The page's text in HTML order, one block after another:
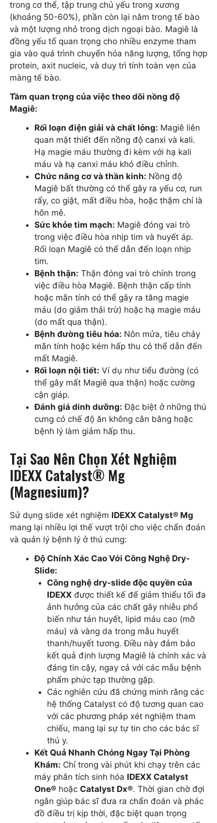
trong cơ thể, tập trung chủ yếu trong xương
(khoảng 50-60%), phần còn lại nằm trong tế bào
và một lượng nhỏ trong dịch ngoại bào. Magiê là
đồng yếu tố quan trọng cho nhiều enzyme tham
gia vào quá trình chuyển hóa năng lượng, tổng hợp
protein, axit nucleic, và duy trì tính toàn vẹn của
màng tế bào.
Tầm quan trọng của việc theo dõi nồng độ
Magiê:
Rối loạn điện giải và chất lỏng: Magiê liên
quan mật thiết đến nồng độ canxi và kali.
Hạ magie máu thường đi kèm với hạ kali
máu và hạ canxi máu khó điều chỉnh.
Chức năng cơ và thần kinh: Nồng độ
Magiê bất thường có thể gây ra yếu cơ, run
rẩy, co giật, mất điều hòa, hoặc thậm chí là
hôn mê.
Sức khỏe tim mạch: Magiê đóng vai trò
trong việc điều hòa nhịp tim và huyết áp.
Rối loạn Magiê có thể dẫn đến loạn nhịp
tim.
Bệnh thận: Thận đóng vai trò chính trong
việc điều hòa Magiê. Bệnh thận cấp tính
hoặc mãn tính có thể gây ra tăng magie
máu (do giảm thải trừ) hoặc hạ magie máu
(do mất qua thận).
Bệnh đường tiêu hóa: Nôn mửa, tiêu chảy
mãn tính hoặc kém hấp thu có thể dẫn đến
mất Magiê.
Rối loạn nội tiết: Ví dụ như tiểu đường (có
thể gây mất Magiê qua thận) hoặc cường
cận giáp.
Đánh giá dinh dưỡng: Đặc biệt ở những thú
cưng có chế độ ăn không cân bằng hoặc
bệnh lý làm giảm hấp thu.
Tại Sao Nên Chọn Xét Nghiệm
IDEXX Catalyst® Mg
(Magnesium)?
Sử dụng slide xét nghiệm IDEXX Catalyst® Mg
mang lại nhiều lợi thế vượt trội cho việc chẩn đoán
và quản lý bệnh lý ở thú cưng:
Độ Chính Xác Cao Với Công Nghệ Dry-
Slide:
Công nghệ dry-slide độc quyền của
IDEXXđược thiết kế để giảm thiểu tối đa
ảnh hưởng của các chất gây nhiễu phổ
biến như tán huyết, lipid máu cao (mỡ
máu) và vàng da trong mẫu huyết
thanh/huyết tương. Điều này đảm bảo
kết quả định lượng Magiê là chính xác và
đáng tin cậy, ngay cả với các mẫu bệnh
phẩm phức tạp thường gặp.
Các nghiên cứu đã chứng minh rằng các
hệ thống Catalyst có độ tương quan cao
với các phương pháp xét nghiệm tham
chiếu, mang lại sự tự tin cho các bác sĩ
thú y.
Kết Quả Nhanh Chóng Ngay Tại Phòng
Khám: Chỉ trong vài phút khi chạy trên các
máy phân tích sinh hóa IDEXX Catalyst
One® hoặc Catalyst Dx®. Thời gian chờ đợi
ngắn giúp bác sĩ đưa ra chẩn đoán và phác
đồ điều trị kịp thời, đặc biệt quan trọng